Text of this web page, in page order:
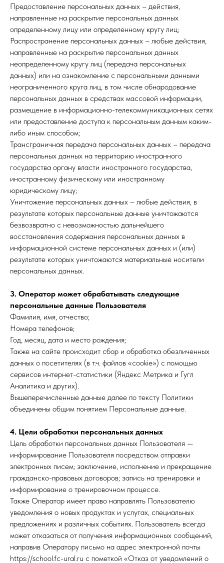
Предоставление персональных данных – действия,
направленные на раскрытие персональных данных
определенному лицу или определенному кругу лиц;
Распространение персональных данных – любые действия,
направленные на раскрытие персональных данных
неопределенному кругу лиц (передача персональных
данных) или на ознакомление с персональными данными
неограниченного круга лиц, в том числе обнародование
персональных данных в средствах массовой информации,
размещение в информационно-телекоммуникационных сетях
или предоставление доступа к персональным данным каким-
либо иным способом;
Трансграничная передача персональных данных – передача
персональных данных на территорию иностранного
государства органу власти иностранного государства,
иностранному физическому или иностранному
юридическому лицу;
Уничтожение персональных данных – любые действия, в
результате которых персональные данные уничтожаются
безвозвратно с невозможностью дальнейшего
восстановления содержания персональных данных в
информационной системе персональных данных и (или)
результате которых уничтожаются материальные носители
персональных данных.
3. Оператор может обрабатывать следующие
персональные данные Пользователя
Фамилия, имя, отчество;
Номера телефонов;
Год, месяц, дата и место рождения;
Также на сайте происходит сбор и обработка обезличенных
данных о посетителях (в т.ч. файлов «cookie») с помощью
сервисов интернет-статистики (Яндекс Метрика и Гугл
Аналитика и других).
Вышеперечисленные данные далее по тексту Политики
объединены общим понятием Персональные данные.
4. Цели обработки персональных данных
Цель обработки персональных данных Пользователя —
информирование Пользователя посредством отправки
электронных писем; заключение, исполнение и прекращение
гражданско-правовых договоров; запись на тренировки и
информирование о тренировочном процессе.
Также Оператор имеет право направлять Пользователю
уведомления о новых продуктах и услугах, специальных
предложениях и различных событиях. Пользователь всегда
может отказаться от получения информационных сообщений,
направив Оператору письмо на адрес электронной почты
https://school.fc-ural.ru с пометкой «Отказ от уведомлений о